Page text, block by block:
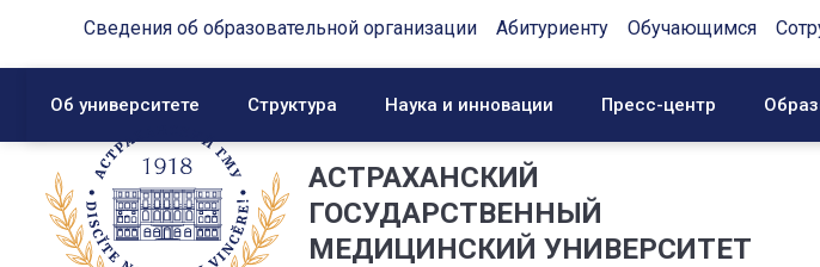
Сведения об образовательной организации Абитуриенту Обучающимся
Об университете Структура Наука и инновации Пресс-центр
АСТРАХАНСКИЙ
ГОСУДАРСТВЕННЫЙ
МЕДИЦИНСКИЙ УНИВЕРСИТЕТ